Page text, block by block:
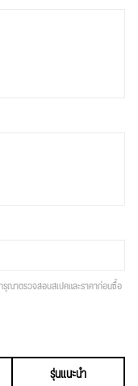
รุณาตรวจสอบสเปคและราคาก่อนซื้อ
รุ่นแนะนำ